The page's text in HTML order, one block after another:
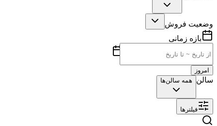
وضعیت فروش
بازه زمانی
امروز
سالن همه سالن‌ها
فیلترها